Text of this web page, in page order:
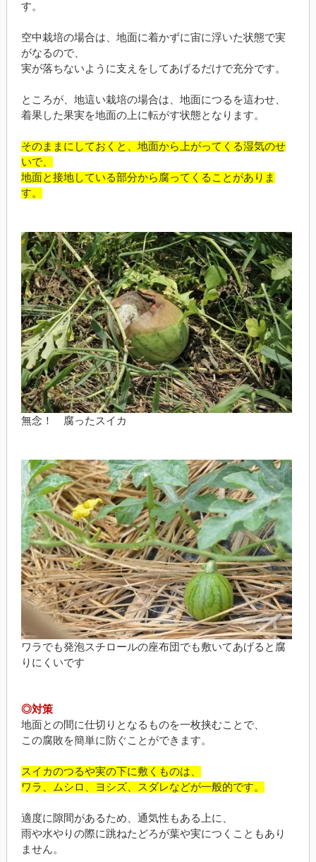
す。
空中栽培の場合は、地面に着かずに宙に浮いた状態で実
がなるので、
実が落ちないように支えをしてあげるだけで充分です。
ところが、地這い栽培の場合は、地面につるを這わせ、
着果した果実を地面の上に転がす状態となります。
そのままにしておくと、地面から上がってくる湿気のせ
いで、
地面と接地している部分から腐ってくることがありま
す。
無念！ 腐ったスイカ
ワラでも発泡スチロールの座布団でも敷いてあげると腐
りにくいです
◎対策
地面との間に仕切りとなるものを一枚挟むことで、
この腐敗を簡単に防ぐことができます。
スイカのつるや実の下に敷くものは、
ワラ、ムシロ、ヨシズ、スダレなどが一般的です。
適度に隙間があるため、通気性もある上に、
雨や水やりの際に跳ねたどろが葉や実につくこともあり
ません。